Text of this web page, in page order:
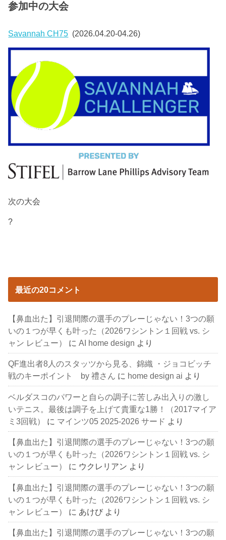
参加中の大会
Savannah CH75 (2026.04.20-04.26)
次の大会
?
最近の20コメント
【鼻血出た】引退間際の選手のプレーじゃない！3つの願
いの１つが早くも叶った（2026ワシントン１回戦 vs. シ
ャン レビュー）
にAI home design より
QF進出者8人のスタッツから見る、錦織 ・ジョコビッチ
戦のキーポイント by 禮さん に home design ai より
ベルダスコのパワーと自らの調子に苦しみ出入りの激し
いテニス。最後は調子を上げて貴重な1勝！（2017マイア
ミ3回戦）
に マインツ05 2025-2026 サード より
【鼻血出た】引退間際の選手のプレーじゃない！3つの願
いの１つが早くも叶った（2026ワシントン１回戦 vs. シ
ャン レビュー）
に ウクレリアン より
【鼻血出た】引退間際の選手のプレーじゃない！3つの願
いの１つが早くも叶った（2026ワシントン１回戦 vs. シ
ャン レビュー）
に あけび より
【鼻血出た】引退間際の選手のプレーじゃない！3つの願